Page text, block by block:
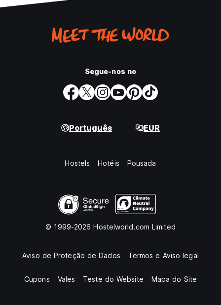
Segue-nos no
Português EUR
Hostels Hotéis Pousada
© 1999-2026 Hostelworld.com Limited
Aviso de Proteção de Dados Termos e Aviso legal
Cupons Vales Teste do Website Mapa do Site